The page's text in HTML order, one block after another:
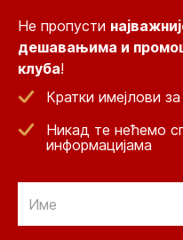
Не пропусти
дешавањима и
клуба!
Кратки имејлови
Никад те нећемо
информацијама